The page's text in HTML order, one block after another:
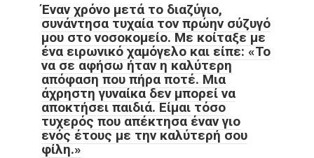
Έναν χρόνο μετά το διαζύγιο,
συνάντησα τυχαία τον πρώην σύζυγό
μου στο νοσοκομείο. Με κοίταξε με
ένα ειρωνικό χαμόγελο και είπε: «Το
να σε αφήσω ήταν η καλύτερη
απόφαση που πήρα ποτέ. Μια
άχρηστη γυναίκα δεν μπορεί να
αποκτήσει παιδιά. Είμαι τόσο
τυχερός που απέκτησα έναν γιο
ενός έτους με την καλύτερή σου
φίλη.»